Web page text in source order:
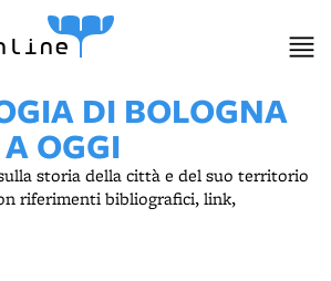
DI BOLOGNA
OGGI
storia della città e del suo territorio
riferimenti bibliografici, link,